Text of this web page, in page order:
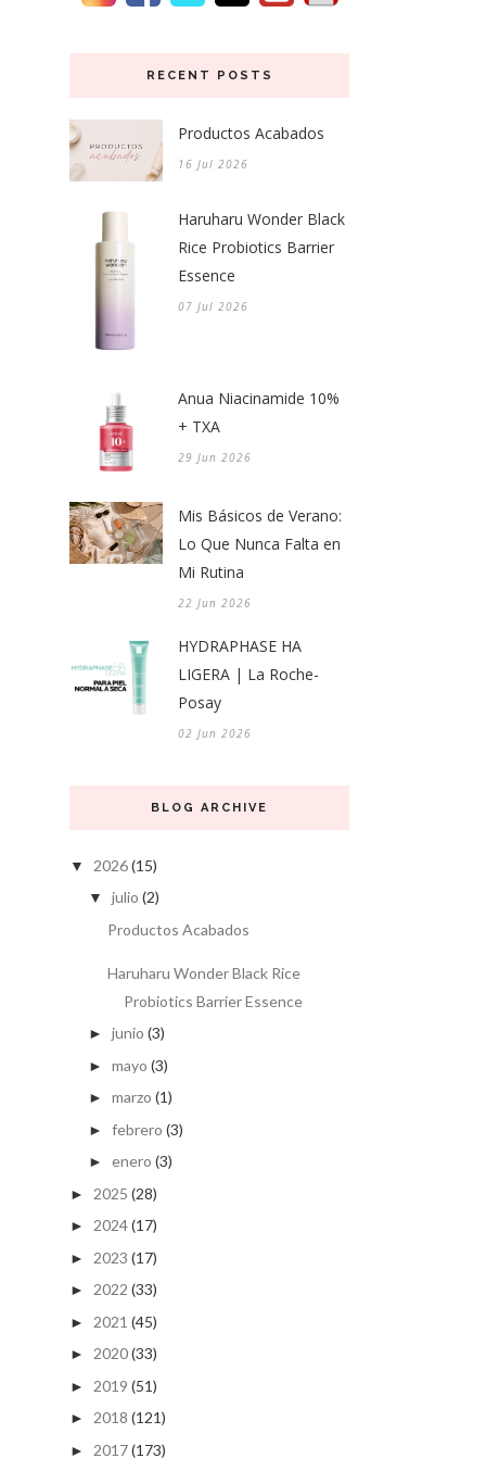
RECENT POSTS
Productos Acabados
16 Jul 2026
Haruharu Wonder Black
Rice Probiotics Barrier
Essence
07 Jul 2026
Anua Niacinamide 10%
+ TXA
29 Jun 2026
Mis Básicos de Verano:
Lo Que Nunca Falta en
Mi Rutina
22 Jun 2026
HYDRAPHASE HA
LIGERA | La Roche-
Posay
02 Jun 2026
BLOG ARCHIVE
▼ 2026(15)
▼ julio (2)
Productos Acabados
Haruharu Wonder Black Rice
Probiotics Barrier Essence
► junio (3)
► mayo (3)
► marzo (1)
► febrero (3)
► enero (3)
► 2025 (28)
► 2024(17)
► 2023 (17)
► 2022 (33)
► 2021 (45)
► 2020(33)
► 2019 (51)
► 2018 (121)
► 2017(173)